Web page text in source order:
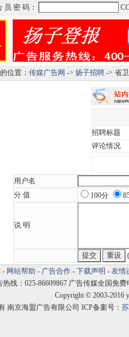
位置： 传媒广告网 -> 扬子招聘-> 省卫
招聘标题
评论情况
用户名
分 值
100分
说 明
- 网站帮助 - 广告合作 - 下载声明 - 友情
热线：025-86609867 广告传媒全国免费
Copyright © 2003-2016
南京海盟广告有限公司 ICP备案号：